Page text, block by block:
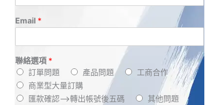
Email *
聯絡選項 *
訂單問題
產品問題
工商合作
商業型大量訂購
匯款確認-->轉出帳號後五碼
其他問題